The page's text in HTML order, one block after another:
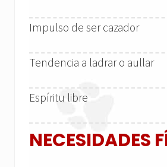
Impulso de ser cazador
Tendencia a ladrar o aullar
Espíritu libre
NECESIDADES